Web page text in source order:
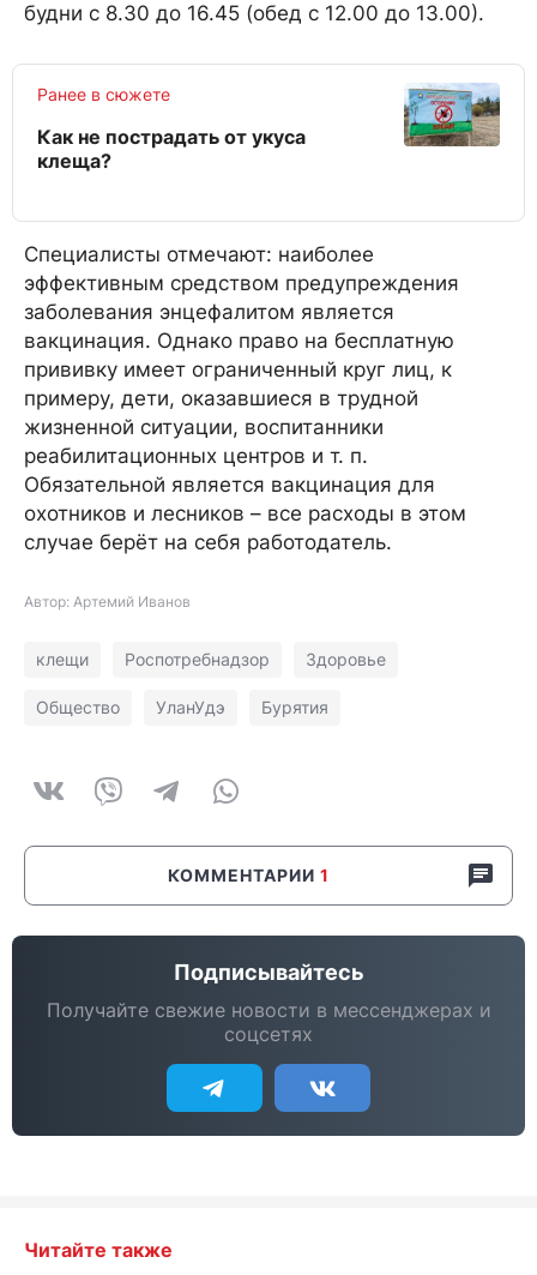
будни с 8.30 до 16.45 (обед с 12.00 до 13.00).
Ранее в сюжете
Как не пострадать от укуса
клеща?
Специалисты отмечают: наиболее
эффективным средством предупреждения
заболевания энцефалитом является
вакцинация. Однако право на бесплатную
прививку имеет ограниченный круг лиц, к
примеру, дети, оказавшиеся в трудной
жизненной ситуации, воспитанники
реабилитационных центров и т. п.
Обязательной является вакцинация для
охотников и лесников – все расходы в этом
случае берёт на себя работодатель.
Автор: Артемий Иванов
клещи Роспотребнадзор Здоровье
Общество УланУдэ Бурятия
КОММЕНТАРИИ 1
Подписывайтесь
Получайте свежие новости в мессенджерах и
соцсетях
Читайте также